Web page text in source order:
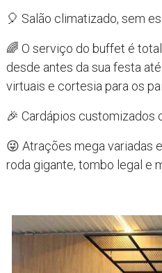
🎈 Salão climatizado, sem
🌈 O serviço do buffet é
desde antes da sua festa
virtuais e cortesia para os
🎉 Cardápios
😜 Atrações mega variadas
roda gigante, tombo legal e